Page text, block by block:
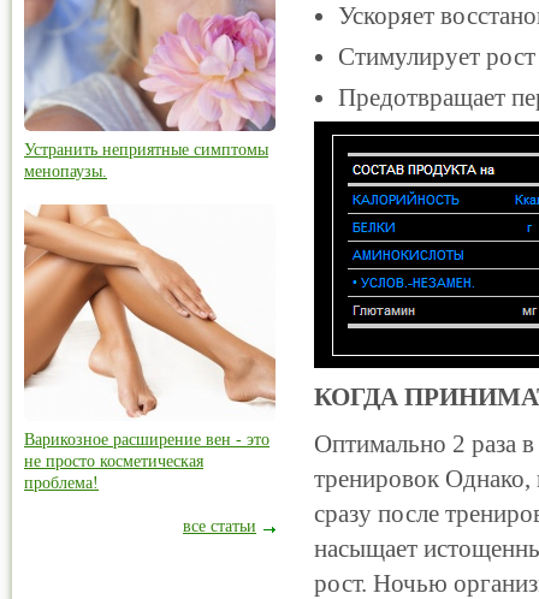
Ускоряет
Стимулирует
Предотвращает
КОГДА
Оптимально 2 раза
тренировок Однако,
сразу после
насыщает
рост. Ночью
Устранить неприятные симптомы
менопаузы.
Варикозное расширение вен - это
не просто косметическая
проблема!
все статьи